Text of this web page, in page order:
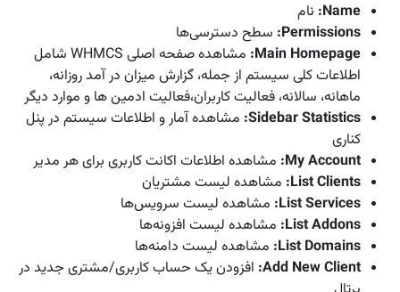
Name
: نام
Permissions
: سطح دسترسی‌ها
Main Homepage
:
مشاهده صفحه اصلی WHMCS شامل
اطلاعات کلی سیستم از جمله، گزارش میزان در آمد روزانه،
ماهانه، سالانه، فعالیت کاربران،فعالیت ادمین ها و موارد دیگر
Sidebar Statistics
: مشاهده آمار و اطلاعات سیستم در پنل
کناری
My Account
: مشاهده اطلاعات اکانت کاربری برای هر مدیر
List Clients
: مشاهده لیست مشتریان
List Services
: مشاهده لیست سرویس‌ها
List Addons
: مشاهده لیست افزونه‌ها
List Domains
: مشاهده لیست دامنه‌ها
Add New Client
: افزودن یک حساب کاربری/مشتری جدید در